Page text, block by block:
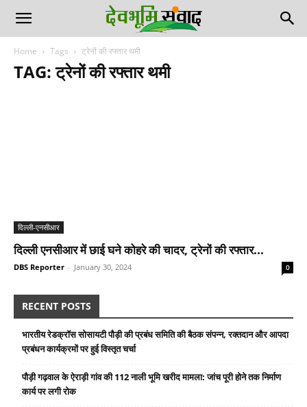
Home Tags ट्रेनों की रफ्तार थमी
TAG: ट्रेनों की रफ्तार थमी
दिल्ली-एनसीआर
दिल्ली एनसीआर में छाई घने कोहरे की चादर, ट्रेनों की रफ्तार...
DBS Reporter - January 30, 2024 0
RECENT POSTS
भारतीय रेडक्रॉस सोसायटी पौड़ी की प्रबंध समिति की बैठक संपन्न, रक्तदान और आपदा
प्रबंधन कार्यक्रमों पर हुई विस्तृत चर्चा
पौड़ी गढ़वाल के ऐराड़ी गांव की 112 नाली भूमि खरीद मामला: जांच पूरी होने तक निर्माण
कार्य पर लगी रोक